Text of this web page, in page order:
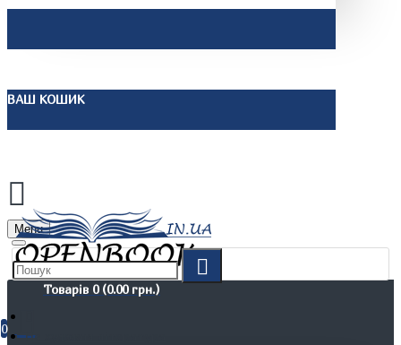
ВАШ КОШИК
Menu
Товарів 0 (0.00 грн.)
0
Не художня література